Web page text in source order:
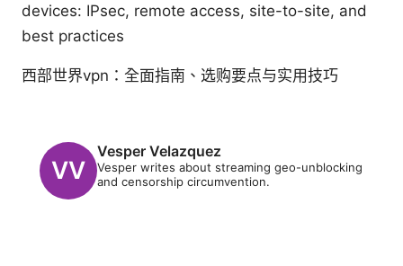
devices: IPsec, remote access, site-to-site, and
best practices
西部世界vpn：全面指南、选购要点与实用技巧
Vesper Velazquez
Vesper writes about streaming geo-unblocking
and censorship circumvention.